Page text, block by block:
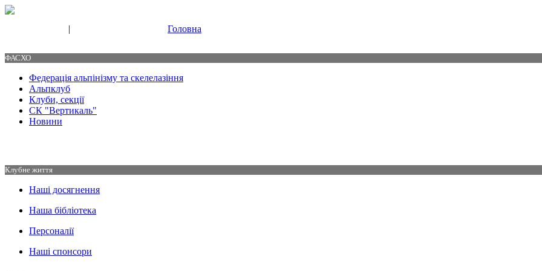
| Головна
ФАСХО
Федерація альпінізму та скелелазіння
Альпклуб
Клуби, секції
СК "Вертикаль"
Новини
Клубне життя
Наші досягнення
Наша бібліотека
Персоналії
Наші спонсори